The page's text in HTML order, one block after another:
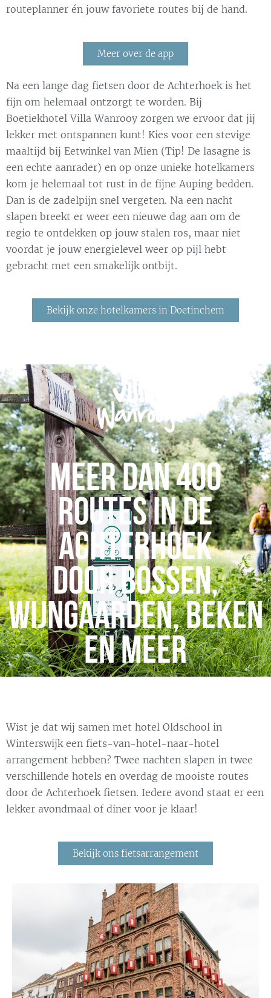
routeplanner én jouw favoriete routes bij de hand.
Meer over de app
Na een lange dag fietsen door de Achterhoek is het
fijn om helemaal ontzorgt te worden. Bij
Boetiekhotel Villa Wanrooy zorgen we ervoor dat jij
lekker met ontspannen kunt! Kies voor een stevige
maaltijd bij Eetwinkel van Mien (Tip! De lasagne is
een echte aanrader) en op onze unieke hotelkamers
kom je helemaal tot rust in de fijne Auping bedden.
Dan is de zadelpijn snel vergeten. Na een nacht
slapen breekt er weer een nieuwe dag aan om de
regio te ontdekken op jouw stalen ros, maar niet
voordat je jouw energielevel weer op pijl hebt
gebracht met een smakelijk ontbijt.
Bekijk onze hotelkamers in Doetinchem
Meer dan 400
routes in de
Achterhoek
door bossen,
wijngaarden, beken
en meer
Wist je dat wij samen met hotel Oldschool in
Winterswijk een fiets-van-hotel-naar-hotel
arrangement hebben? Twee nachten slapen in twee
verschillende hotels en overdag de mooiste routes
door de Achterhoek fietsen. Iedere avond staat er een
lekker avondmaal of diner voor je klaar!
Bekijk ons fietsarrangement